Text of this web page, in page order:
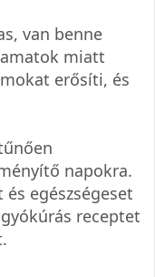
van benne
miatt
erősíti, és
napokra.
egészségeset
receptet